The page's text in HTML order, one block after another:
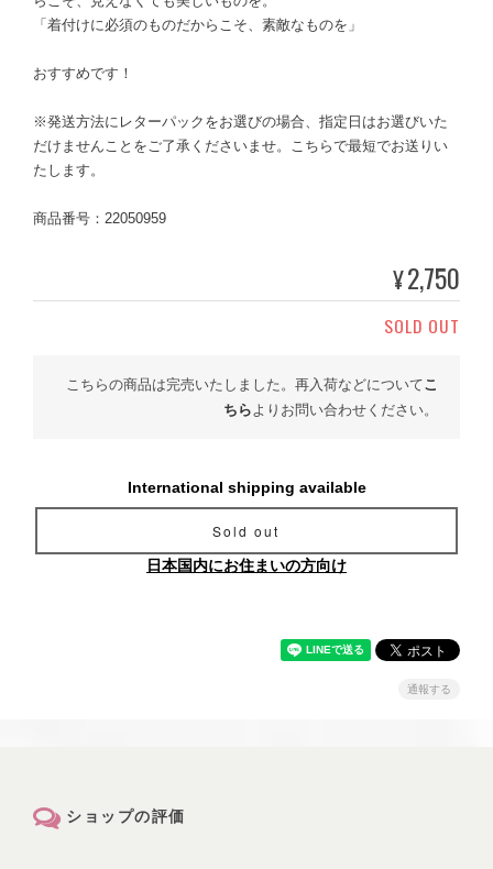
「着付けに必須のものだからこそ、素敵なものを」
おすすめです！
※発送方法にレターパックをお選びの場合、指定日はお選びいた
だけませんことをご了承くださいませ。こちらで最短でお送りい
たします。
商品番号：22050959
¥2,750
SOLD OUT
こちらの商品は完売いたしました。再入荷などについてこ
ちらよりお問い合わせください。
International shipping available
Sold out
日本国内にお住まいの方向け
通報する
ショップの評価